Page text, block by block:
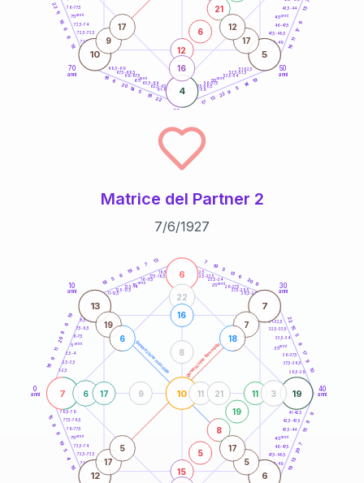
50
anni
60
70
anni
43,5-44
46-47,5
47,5-48,5
48,5-49
51-52,5
52,5-53,5
53,5-54
56-57,5
57,5-58,5
58,5-59
61-62,5
62,5-63,5
63,5-64
66-67,5
67,5-68,5
68,5-69
71-72,5
72,5-73,5
73,5-74
76-77,5
7
13
6
17
11
16
19
14
5
9
22
13
17
22
18
5
14
20
6
16
18
8
6
16
11
22
4
10 5
12
6
21
16
9
17
17
12
45anni
55anni
65anni
75anni
Matrice del Partner 2
7/6/1927
generazione maschile generazione femminile
0
anni
10
anni
30
anni
40
anni
1-2,5
2,5-3,5
3,5-4
6-7,5
7,5-8,5
8,5-9
11-12,5
12,5-13,5
13,5-14
16-17,5
17,5-18,5
18,5-19 21-22,5
22,5-23,5
23,5-24
26-27,5
27,5-28,5
28,5-29
31-32,5
32,5-33,5
33,5-34
36-37,5
37,5-38,5
38,5-39
41-42,5
42,5-43,5
43,5-44
46-47,5
47,5-48,5
48,5-49
71-72,5
72,5-73,5
73,5-74
76-77,5
77,5-78,5
78,5-79
16
9
11
20
8
6
19
18 5
6
19
8
7
13 7
19 5
13
6
20
9
22
15
5
8
17
9
10
9
8
15
7
20
13
19
16
4
5
19
9
8
15
7
6
19
10
13 7
12 6
15
5
8
19
11
6
22
3
17
16
11 21
9
8
19
6
7
18
17
5
5
17
5anni
15 anni 25anni
35anni
45anni
75anni